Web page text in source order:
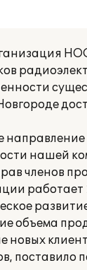
направление
нашей
членов
работает
объема
новых
поставило